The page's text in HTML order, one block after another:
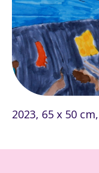
2023, 65 x 50